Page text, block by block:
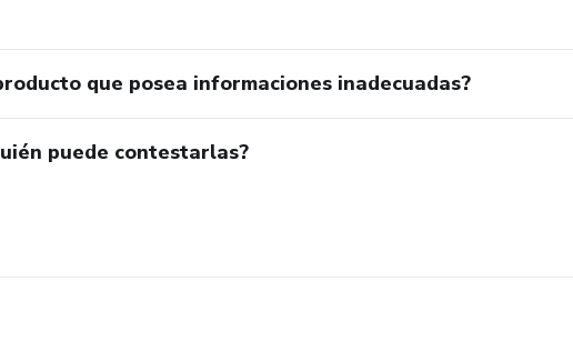
que posea informaciones inadecuadas?
puede contestarlas?